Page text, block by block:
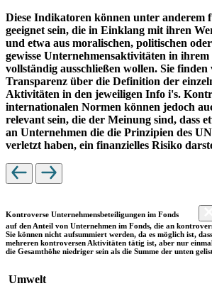
Diese Indikatoren können unter anderem
geeignet sein, die in Einklang mit ihren
und etwa aus moralischen, politischen
gewisse Unternehmensaktivitäten in
vollständig ausschließen wollen. Sie finden
Transparenz über die Definition der
Aktivitäten in den jeweiligen Info i's.
internationalen Normen können jedoch
relevant sein, die der Meinung sind, dass
an Unternehmen die die Prinzipien des
verletzt haben, ein finanzielles Risiko
Kontroverse Unternehmensbeteiligungen im Fonds
auf den Anteil von Unternehmen im Fonds, die an
Sie können nicht aufsummiert werden, da es möglich ist,
mehreren kontroversen Aktivitäten tätig ist, aber nur
die Gesamthöhe niedriger sein als die Summe der unten
Umwelt